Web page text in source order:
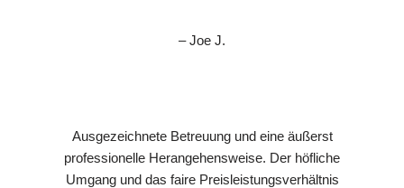
– Joe J.
Ausgezeichnete Betreuung und eine äußerst
professionelle Herangehensweise. Der höfliche
Umgang und das faire Preisleistungsverhältnis